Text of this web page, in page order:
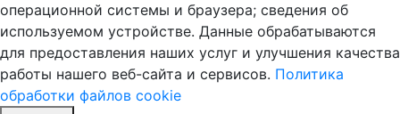
операционной системы и браузера; сведения об
используемом устройстве. Данные обрабатываются
для предоставления наших услуг и улучшения качества
работы нашего веб-сайта и сервисов. Политика
обработки файлов cookie